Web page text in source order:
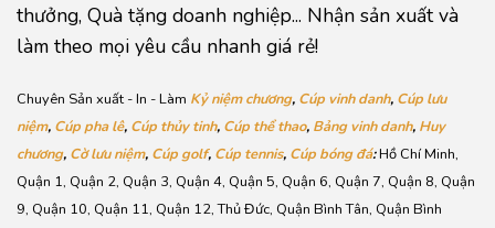
thưởng, Quà tặng doanh nghiệp... Nhận sản xuất và
làm theo mọi yêu cầu nhanh giá rẻ!
Chuyên Sản xuất - In - Làm Kỷ niệm chương, Cúp vinh danh, Cúp lưu
niệm, Cúp pha lê, Cúp thủy tinh, Cúp thể thao, Bảng vinh danh, Huy
chương, Cờ lưu niệm, Cúp golf, Cúp tennis, Cúp bóng đá:Hồ Chí Minh,
Quận 1, Quận 2, Quận 3, Quận 4, Quận 5, Quận 6, Quận 7, Quận 8, Quận
9, Quận 10, Quận 11, Quận 12, Thủ Đức, Quận Bình Tân, Quận Bình